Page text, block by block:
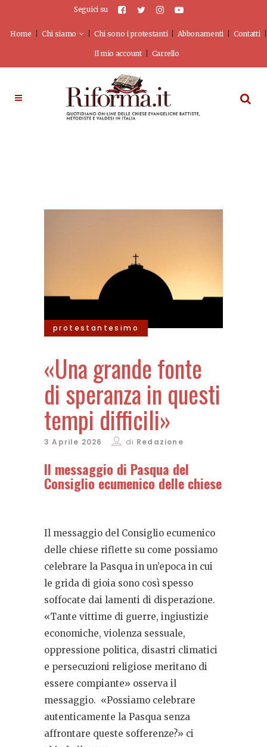
Seguici su
Home Chi siamo Chi sono i protestanti Abbonamenti Contatti
Il mio account Carrello
protestantesimo
«Una grande fonte
di speranza in questi
tempi difficili»
3 Aprile 2026 di Redazione
Il messaggio di Pasqua del
Consiglio ecumenico delle chiese
Il messaggio del Consiglio ecumenico
delle chiese riflette su come possiamo
celebrare la Pasqua in un’epoca in cui
le grida di gioia sono così spesso
soffocate dai lamenti di disperazione.
«Tante vittime di guerre, ingiustizie
economiche, violenza sessuale,
oppressione politica, disastri climatici
e persecuzioni religiose meritano di
essere compiante» osserva il
messaggio. «Possiamo celebrare
autenticamente la Pasqua senza
affrontare queste sofferenze?» ci